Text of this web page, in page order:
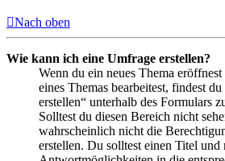
Nach oben
Wie kann ich eine Umfrage erstellen?
Wenn du ein neues Thema
eines Themas bearbeitest, findest
erstellen“ unterhalb des Formulars
Solltest du diesen Bereich nicht
wahrscheinlich nicht die
erstellen. Du solltest einen Titel und